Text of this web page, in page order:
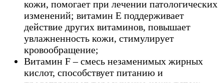
кожи, помогает при лечении патологических
изменений; витамин Е поддерживает
действие других витаминов, повышает
увлажненность кожи, стимулирует
кровообращение;
Витамин F – смесь незаменимых жирных
кислот, способствует питанию и